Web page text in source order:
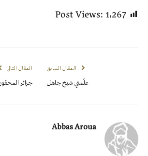
Post Views:1٬267
المقال السابق
علّمني شيخ جاهل
المقال التالي
جزائر المحڤور
Abbas Aroua